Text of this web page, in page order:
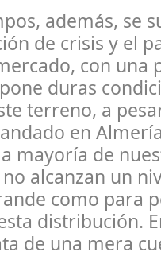
además, se
de crisis y el
con una
duras
terreno, a
en
mayoría de
alcanzan un
como para
distribución.
de una mera